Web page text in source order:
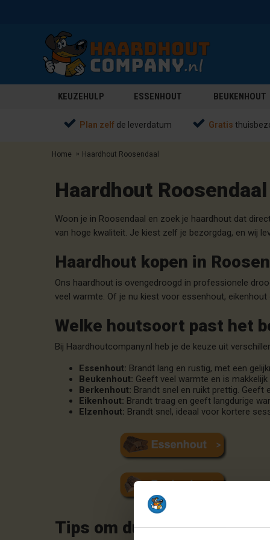
KEUZEHULP ESSENHOUT BEUKENHOUT
Plan zelf de leverdatum Gratis
Home Haardhout Roosendaal
Haardhout Roosendaal
Woon je in Roosendaal en zoek je haardhout dat
van hoge kwaliteit. Je kiest zelf je bezorgdag, en wij
Haardhout kopen in
Ons haardhout is ovengedroogd in professionele
veel warmte. Of je nu kiest voor essenhout,
Welke houtsoort past het
Bij Haardhoutcompany.nl heb je de keuze uit
Essenhout: Brandt lang en rustig, met een
Beukenhout: Geeft veel warmte en is
Berkenhout: Brandt snel en ruikt prettig. Geeft
Eikenhout: Brandt traag en geeft langdurige
Elzenhout: Brandt snel, ideaal voor kortere
Tips om duurzaam te